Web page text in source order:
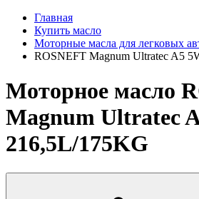
Главная
Купить масло
Моторные масла для легковых
ROSNEFT Magnum Ultratec A5
Моторное масло
Magnum Ultratec
216,5L/175KG